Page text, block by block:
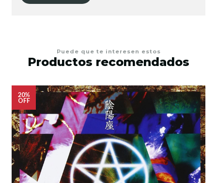
Puede que te interesen estos
Productos recomendados
20%
OFF